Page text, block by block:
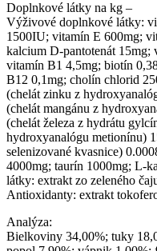
Doplnkové látky na kg –
Výživové doplnkové látky:
1500IU; vitamín E 600mg;
kalcium D-pantotenát
vitamín B1 4,5mg; biotín
B12 0,1mg; cholín chlorid
(chelát zinku z
(chelát mangánu z
(chelát železa z hydrátu
hydroxyanalógu metionínu)
selenizované kvasnice)
4000mg; taurín 1000mg; L-
látky: extrakt zo zeleného
Antioxidanty: extrakt
Analýza:
Bielkoviny 34,00%; tuky